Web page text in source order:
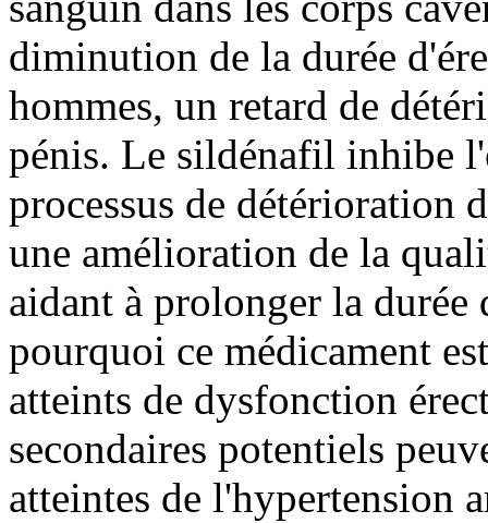
diminution de la durée
hommes, un retard de
pénis. Le sildénafil inhibe
processus de détérioration
une amélioration de la
aidant à prolonger la durée
pourquoi ce médicament
atteints de dysfonction
secondaires potentiels
atteintes de l'hypertension